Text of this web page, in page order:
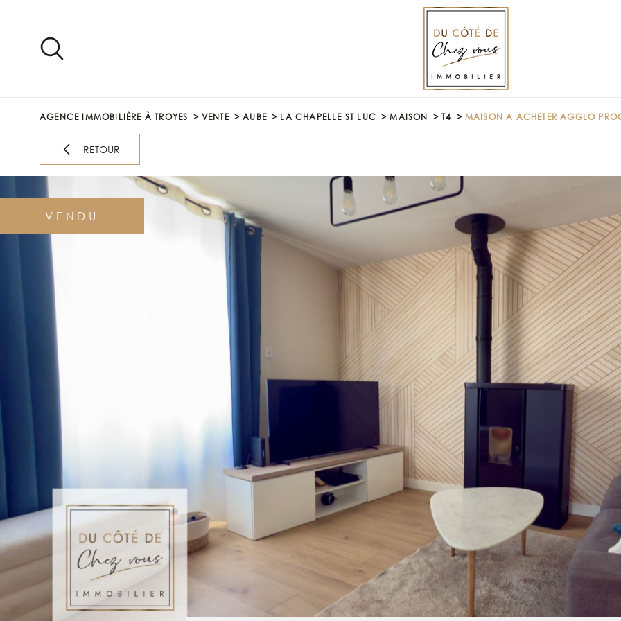
recherche
principal
AGENCE IMMOBILIÈRE À TROYES VENTE AUBE LA CHAPELLE ST LUC MAISON T4 MAISON A ACHETER AGGLO
RETOUR
VENDU